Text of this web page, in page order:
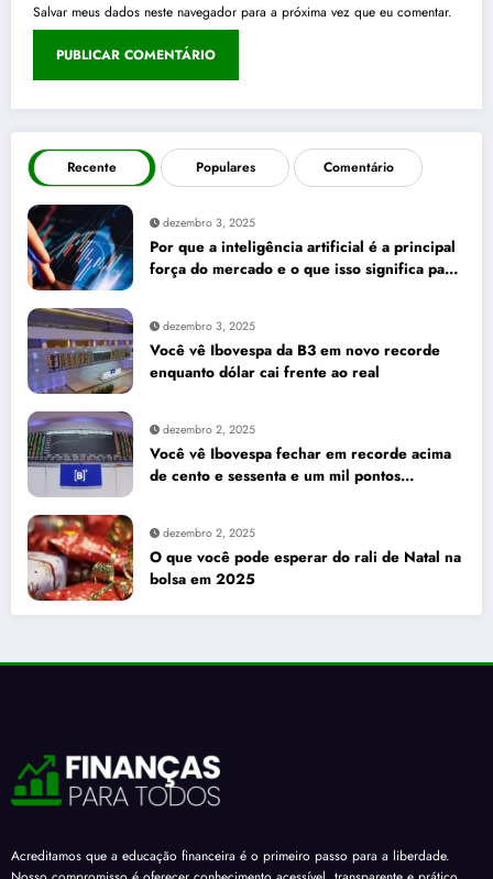
Salvar meus dados neste navegador para a próxima vez que eu comentar.
Recente Populares Comentário
dezembro 3, 2025
Por que a inteligência artificial é a principal
força do mercado e o que isso significa para
dezembro 3, 2025
Você vê Ibovespa da B3 em novo recorde
enquanto dólar cai frente ao real
dezembro 2, 2025
Você vê Ibovespa fechar em recorde acima
de cento e sessenta e um mil pontos
dezembro 2, 2025
O que você pode esperar do rali de Natal na
bolsa em 2025
Acreditamos que a educação financeira é o primeiro passo para a liberdade.